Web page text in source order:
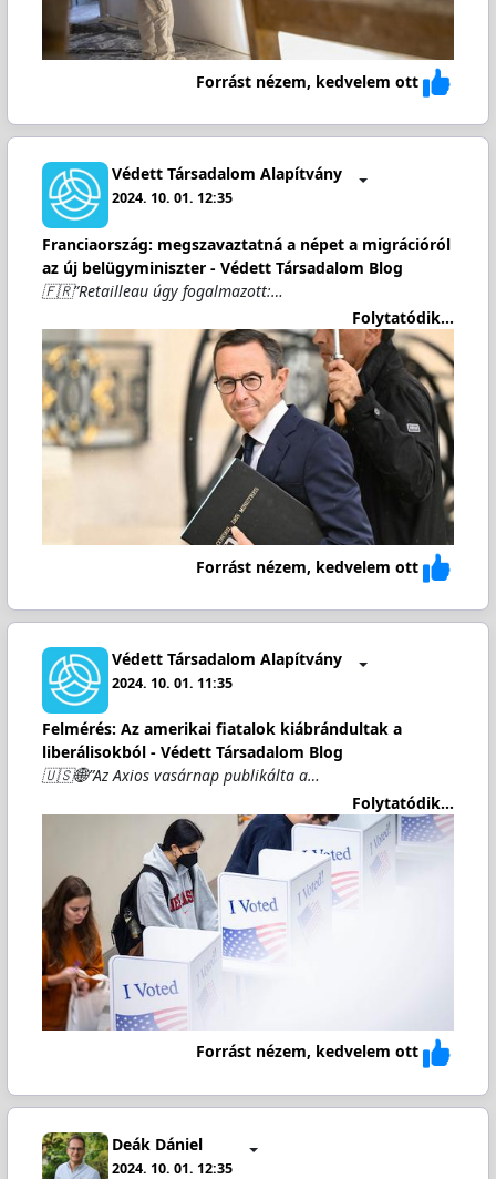
Forrást nézem, kedvelem ott
Védett Társadalom Alapítvány
2024. 10. 01. 12:35
Franciaország: megszavaztatná a népet a migrációról
az új belügyminiszter - Védett Társadalom Blog
🇫🇷”Retailleau úgy fogalmazott:…
Folytatódik...
Forrást nézem, kedvelem ott
Védett Társadalom Alapítvány
2024. 10. 01. 11:35
Felmérés: Az amerikai fiatalok kiábrándultak a
liberálisokból - Védett Társadalom Blog
🇺🇸🌐”Az Axios vasárnap publikálta a…
Folytatódik...
Forrást nézem, kedvelem ott
Deák Dániel
2024. 10. 01. 12:35